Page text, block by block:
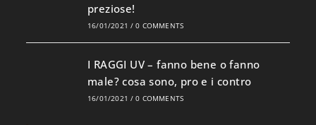
preziose!
16/01/2021 / 0 COMMENTS
I RAGGI UV – fanno bene o fanno
male? cosa sono, pro e i contro
16/01/2021 / 0 COMMENTS